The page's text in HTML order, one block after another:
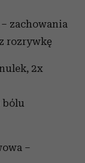
zachowania
rozrywkę
2x
bólu
–